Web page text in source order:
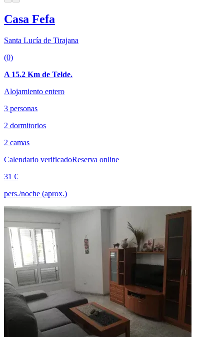
Casa Fefa
Santa Lucía de Tirajana
(0)
A 15.2 Km de Telde.
Alojamiento entero
3 personas
2 dormitorios
2 camas
Calendario verificadoReserva online
31 €
pers./noche (aprox.)